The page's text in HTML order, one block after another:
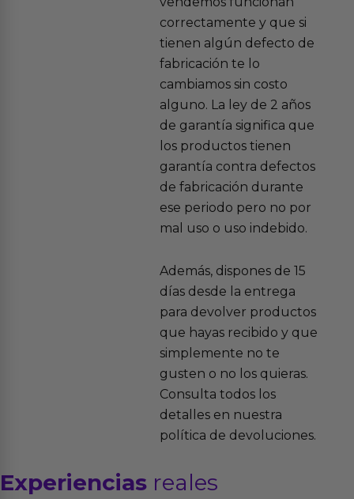
correctamente y que si
tienen algún defecto de
fabricación te lo
cambiamos sin costo
alguno. La ley de 2 años
de garantía significa que
los productos tienen
garantía contra defectos
de fabricación durante
ese periodo pero no por
mal uso o uso indebido.
Además, dispones de 15
días desde la entrega
para devolver productos
que hayas recibido y que
simplemente no te
gusten o no los quieras.
Consulta todos los
detalles en nuestra
política de devoluciones.
Experiencias reales